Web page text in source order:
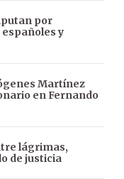
por
y
Martínez
en Fernando
lágrimas,
de justicia